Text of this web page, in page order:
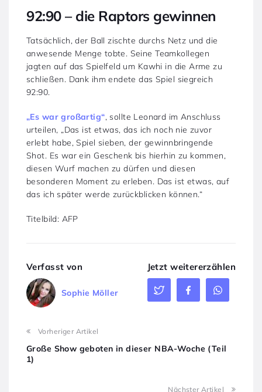
92:90 – die Raptors gewinnen
Tatsächlich, der Ball zischte durchs Netz und die
anwesende Menge tobte. Seine Teamkollegen
jagten auf das Spielfeld um Kawhi in die Arme zu
schließen. Dank ihm endete das Spiel siegreich
92:90.
„Es war großartig“, sollte Leonard im Anschluss
urteilen, „Das ist etwas, das ich noch nie zuvor
erlebt habe, Spiel sieben, der gewinnbringende
Shot. Es war ein Geschenk bis hierhin zu kommen,
diesen Wurf machen zu dürfen und diesen
besonderen Moment zu erleben. Das ist etwas, auf
das ich später werde zurückblicken können.“
Titelbild: AFP
Verfasst von
Sophie Möller
Jetzt weitererzählen
Vorheriger Artikel
Große Show geboten in dieser NBA-Woche (Teil
1)
Nächster Artikel